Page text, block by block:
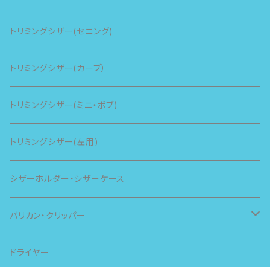
トリミングシザー(セニング)
トリミングシザー(カーブ）
トリミングシザー(ミニ・ボブ)
トリミングシザー(左用)
シザーホルダー・シザーケース
バリカン・クリッパー
スピー
ドライヤー